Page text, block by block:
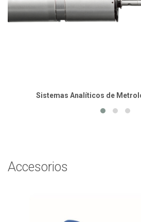
Sistemas Analíticos de
Accesorios